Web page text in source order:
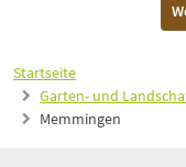
Startseite
Garten- und
Memmingen